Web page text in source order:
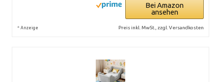
Bei Amazon
ansehen
* Anzeige Preis inkl. MwSt., zzgl. Versandkosten